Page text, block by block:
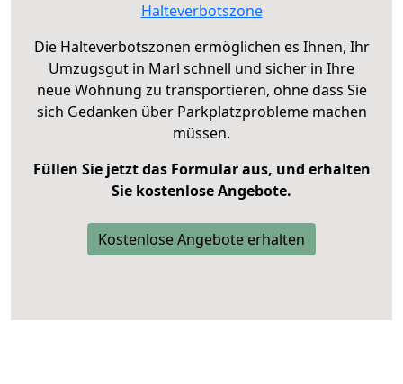
Halteverbotszone
Die Halteverbotszonen ermöglichen es Ihnen, Ihr
Umzugsgut in Marl schnell und sicher in Ihre
neue Wohnung zu transportieren, ohne dass Sie
sich Gedanken über Parkplatzprobleme machen
müssen.
Füllen Sie jetzt das Formular aus, und erhalten
Sie kostenlose Angebote.
Kostenlose Angebote erhalten